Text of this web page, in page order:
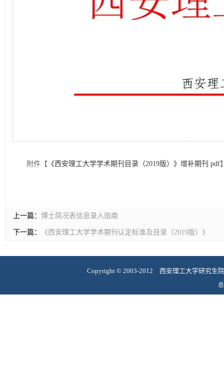
附件【 《西安理工大学学术期刊目录（2019版）》增补期刊.pdf
上一篇： 博士简况表信息录入指南
下一篇： 《西安理工大学学术期刊认定标准及目录（2019版）》
Copyright © 2003-2012 西安理工大学研究生